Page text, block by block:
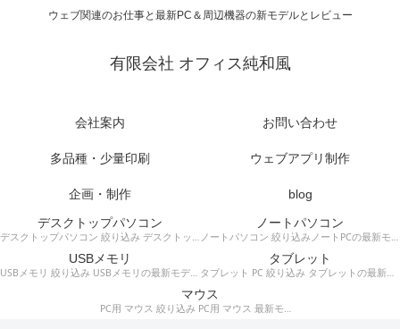
ウェブ関連のお仕事と最新PC＆周辺機器の新モデルとレビュー
有限会社 オフィス純和風
会社案内 お問い合わせ
多品種・少量印刷 ウェブアプリ制作
企画・制作
blog
デスクトップパソコン
デスクトップパソコン 絞り込み デスクトップPCの最新モデルやスペック・仕様に関する情報。
ノートパソコン
ノートパソコン 絞り込みノートPCの最新モデルやスペック・仕様に関する情報。
USBメモリ
USBメモリ 絞り込み USBメモリの最新モデルやスペック・仕様に関する情報。
タブレット
タブレット PC 絞り込み タブレットの最新モデルやスペック・仕様に関する情報。
マウス
PC用 マウス 絞り込み PC用 マウス 最新モデルやスペック・仕様に関する情報。ワイヤレスマウス、有線マウス、接続タイプなど。